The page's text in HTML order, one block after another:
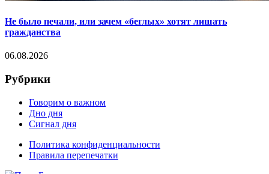
Не было печали, или зачем «беглых» хотят лишать
гражданства
06.08.2026
Рубрики
Говорим о важном
Дно дня
Сигнал дня
Политика конфиденциальности
Правила перепечатки